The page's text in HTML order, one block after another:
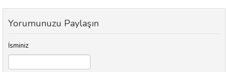
Yorumunuzu Paylaşın
İsminiz